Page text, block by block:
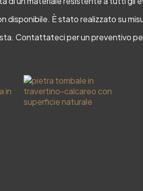
disponibile. È stato realizzato su
Contattateci per un preventivo